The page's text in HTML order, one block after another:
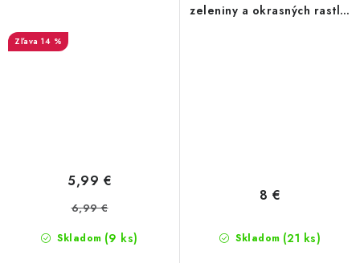
14 %
Skladom (9 ks)
5,99 €
6,99 €
zeleniny a okrasných rastlín
Skladom (21 ks)
8 €